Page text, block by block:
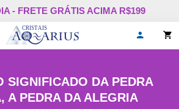
Pular
o
conteúdo
- FRETE GRÁTIS ACIMA R$199
se!
SIGNIFICADO DA PEDRA
A PEDRA DA ALEGRIA